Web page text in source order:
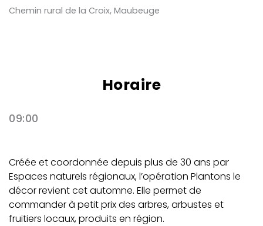
Chemin rural de la Croix, Maubeuge
Horaire
09:00
Créée et coordonnée depuis plus de 30 ans par
Espaces naturels régionaux, l’opération Plantons le
décor revient cet automne. Elle permet de
commander à petit prix des arbres, arbustes et
fruitiers locaux, produits en région.